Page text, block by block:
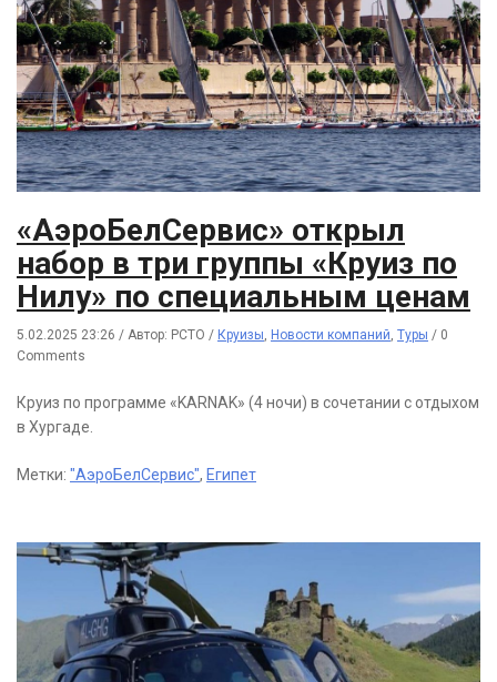
«АэроБелСервис» открыл
набор в три группы «Круиз по
Нилу» по специальным ценам
5.02.2025 23:26 / Автор: РСТО / Круизы, Новости компаний, Туры / 0
Comments
Круиз по программе «KARNAK» (4 ночи) в сочетании с отдыхом
в Хургаде.
Метки: "АэроБелСервис", Египет